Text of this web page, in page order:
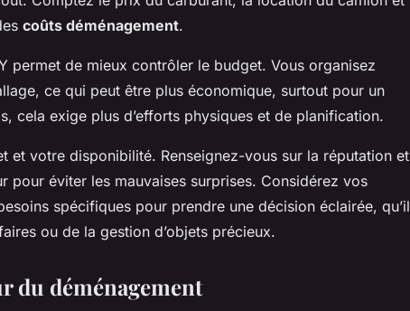
coûts déménagement.
permet de mieux contrôler le budget. Vous organisez
ce qui peut être plus économique, surtout pour un
cela exige plus d’efforts physiques et de planification.
et votre disponibilité. Renseignez-vous sur la réputation et
pour éviter les mauvaises surprises. Considérez vos
spécifiques pour prendre une décision éclairée, qu’il
ou de la gestion d’objets précieux.
du déménagement